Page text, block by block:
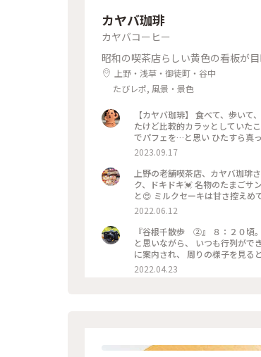
カヤバ珈琲
カヤバコーヒー
昭和の喫茶店らしい黄色の看板が
上野・浅草・御徒町・谷中
たびレポ, 風景・景色
【カヤバ珈琲】 食べて、歩いて、飲んで、観て ﾁｮｺｯﾄ散策3時間…半ヽ(*´∀｀)
たけど比較的カラッとしていた
でパフェを…と思い ひたすら真
話しながら…👣ﾃｸﾃｸﾃｸﾃｸ 500m
スムーズに入れた時にお邪魔し
ー」を（^人^） ☀️暑い日にジン
シロップ…という単語が頭の中
琲 #秋さんぽ #私のことりっぷ
2023.09.17
上野の老舗喫茶店、カヤバ珈琲
ク、ドキドキ💓 名物のたまごサ
と😍 ミルクセーキは甘さ控え
動しきりでした✨ #たまごサン
2022.06.12
『谷根千散歩 ②』 ８：２０頃。 目的地に到着。 谷中霊園を通り、向かった先は、 カヤバ珈琲。 一度は訪れたい
と思いながら、 いつも行列ができていて、 断念していまし
に案内され、 周りの様子を見る
当ての、たまごサンド✨✨ 本日
ーを追加しました。 本当は、ル
2022.04.23